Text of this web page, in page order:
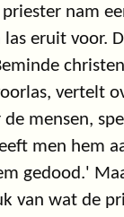
nam
eruit voor.
vertelt
mensen,
men hem
gedood.'
van wat de